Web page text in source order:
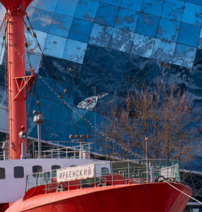
между эмбиентом, дроуном и
глаза. Приходите слушать
Ворот.
ул. Литовский Вал, 61, Калининград